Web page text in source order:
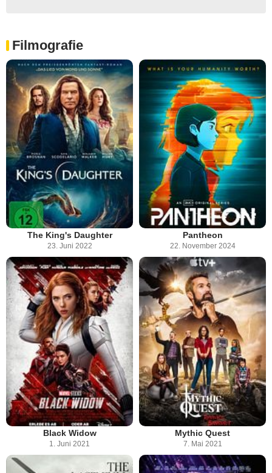
Filmografie
The King's Daughter
23. Juni 2022
Pantheon
22. November 2024
Black Widow
1. Juni 2021
Mythic Quest
7. Mai 2021